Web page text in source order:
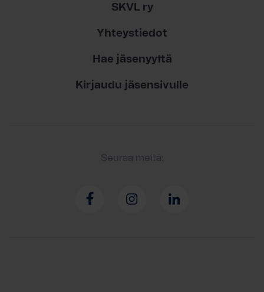
SKVL ry
Yhteystiedot
Hae jäsenyyttä
Kirjaudu jäsensivulle
Seuraa meitä: